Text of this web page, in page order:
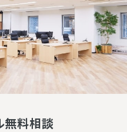
無料相談